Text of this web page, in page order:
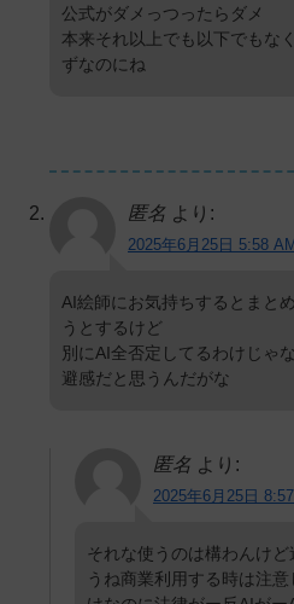
公式がダメっつったらダメ
本来それ以上でも以下でもな
ずなのにね
匿名 より:
2025年6月25日 5:58 AM
AI絵師にお気持ちするとまと
うとするけど
別にAI全否定してるわけじゃ
避感だと思うんだがな
匿名 より:
2025年6月25日
それな使うのは構わんけ
うね商業利用する時は注